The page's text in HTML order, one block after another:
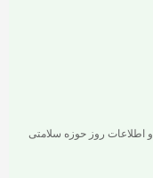
و اطلاعات روز حوزه سلامتی